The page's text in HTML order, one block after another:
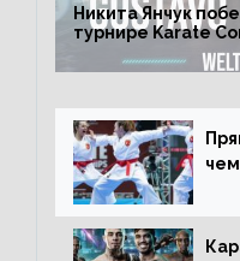
Никита Янчук
турнире Karate